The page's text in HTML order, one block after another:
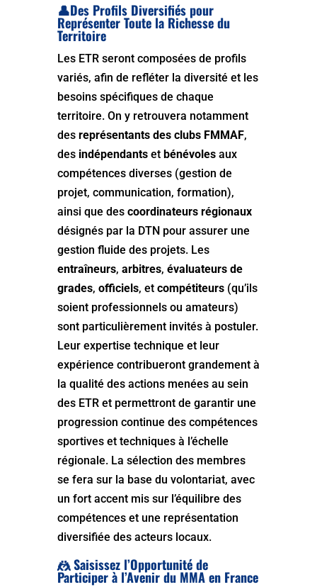
👤Des Profils Diversifiés pour
Représenter Toute la Richesse du
Territoire
Les ETR seront composées de profils
variés, afin de refléter la diversité et les
besoins spécifiques de chaque
territoire. On y retrouvera notamment
des représentants des clubs FMMAF,
des indépendantset bénévolesaux
compétences diverses (gestion de
projet, communication, formation),
ainsi que des coordinateurs régionaux
désignés par la DTN pour assurer une
gestion fluide des projets. Les
entraîneurs, arbitres, évaluateurs de
grades, officiels, et compétiteurs (qu’ils
soient professionnels ou amateurs)
sont particulièrement invités à postuler.
Leur expertise technique et leur
expérience contribueront grandement à
la qualité des actions menées au sein
des ETR et permettront de garantir une
progression continue des compétences
sportives et techniques à l’échelle
régionale. La sélection des membres
se fera sur la base du volontariat, avec
un fort accent mis sur l’équilibre des
compétences et une représentation
diversifiée des acteurs locaux.
🤼 Saisissez l’Opportunité de
Participer à l’Avenir du MMA en France